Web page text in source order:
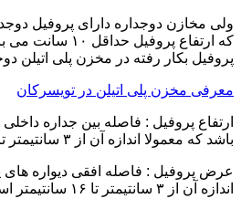
ولی مخازن دوجداره دارای پروفیل
که ارتفاع پروفیل
پروفیل بکار رفته در مخزن پلی اتیلن
معرفی مخزن پلی اتیلن در تویسرکان
ارتفاع پروفیل : فاصله بین جداره
باشد که معمولا اندازه آن از ۳ سانتیمتر تا ۱۶ سانتیمتر است.
عرض پروفیل : فاصله افقی دیواره های
اندازه آن از ۳ سانتیمتر تا ۱۶ سانتیمتر است.